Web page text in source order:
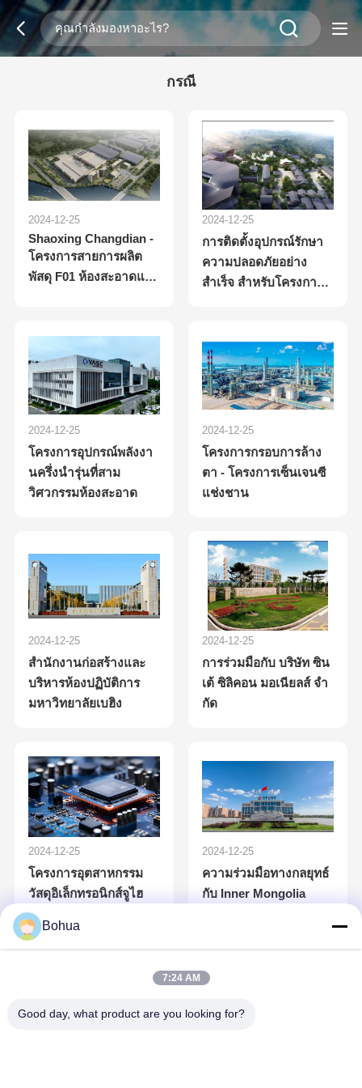
กรณี
2024-12-25
Shaoxing Changdian -
โครงการสายการผลิต
พัสดุ F01 ห้องสะอาดและ
2024-12-25
การติดตั้งอุปกรณ์รักษา
ความปลอดภัยอย่าง
สําเร็จ สําหรับโครงการ
2024-12-25
โครงการอุปกรณ์พลังงา
นครึ่งนํารุ่นที่สาม
วิศวกรรมห้องสะอาด
2024-12-25
โครงการกรอบการล้าง
ตา - โครงการเซ็นเจนซี
แช่งชาน
2024-12-25
สํานักงานก่อสร้างและ
บริหารห้องปฏิบัติการ
มหาวิทยาลัยเบฮิง
2024-12-25
การร่วมมือกับ บริษัท ซิน
เต้ ซิลิคอน มอเนียลส์ จํา
กัด
2024-12-25
โครงการอุตสาหกรรม
วัสดุอิเล็กทรอนิกส์จูไฮ
จินชุน - วิศวกรรมห้อง
สะอาด
2024-12-25
ความร่วมมือทางกลยุทธ์
กับ Inner Mongolia
Bohua
7:24 AM
Good day, what product are you looking for?